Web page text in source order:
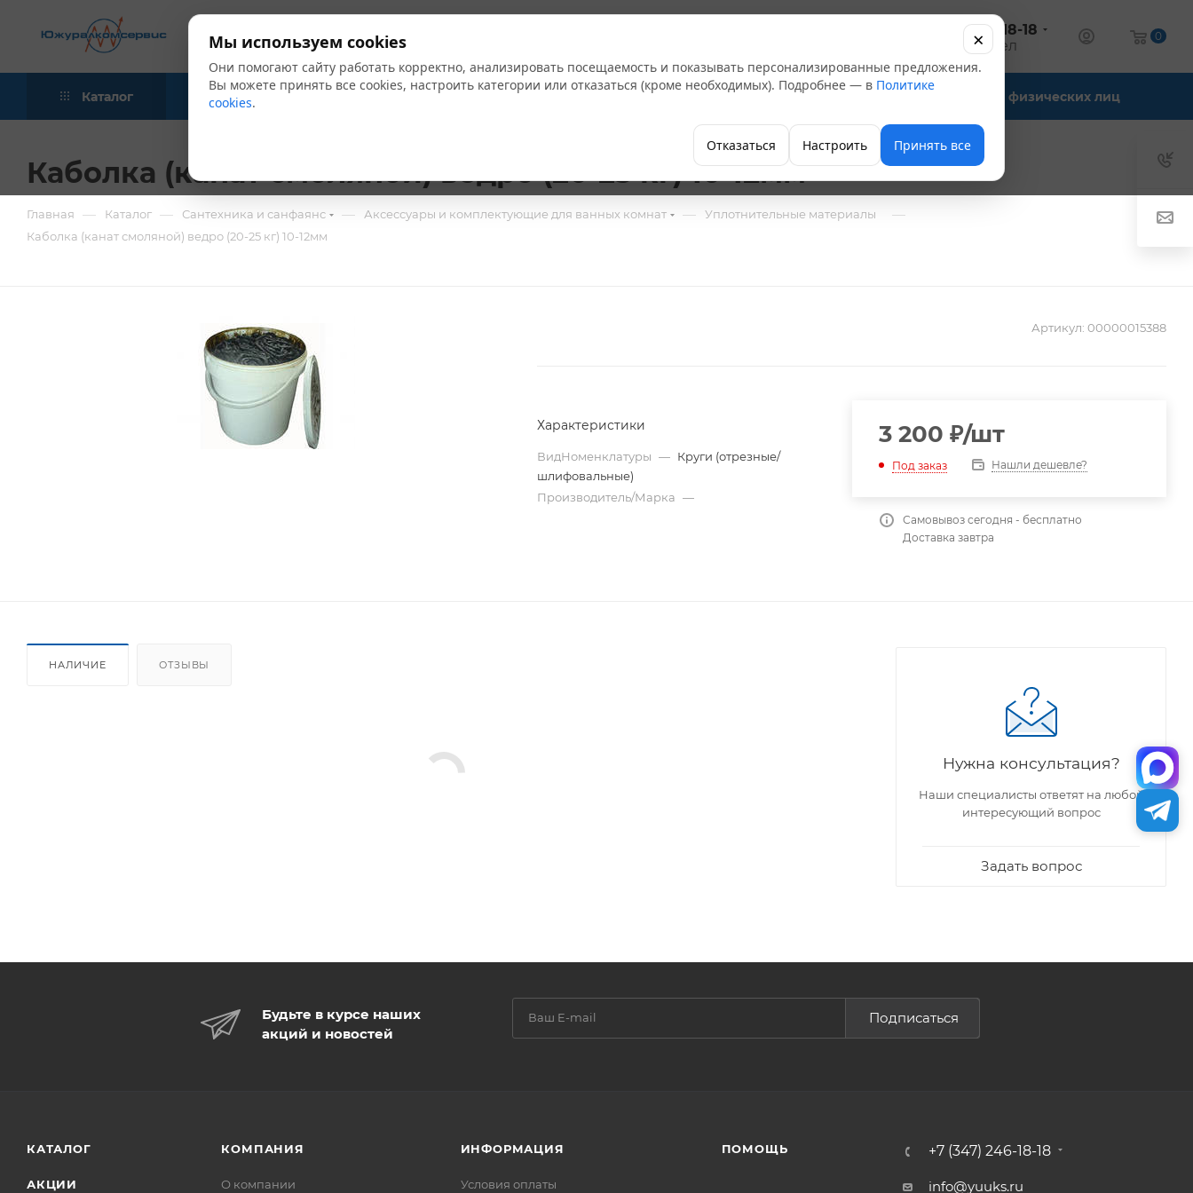
+7 (347) 246-18-18
оптовый отдел
0
Каталог Акции Бренды Компания Офис-склады Для физических лиц
Каболка (канат смоляной) ведро (20-25 кг) 10-12мм
Главная — Каталог — Сантехника и санфаянс — Аксессуары и комплектующие для ванных комнат — Уплотнительные материалы —
Каболка (канат смоляной) ведро (20-25 кг) 10-12мм
Артикул: 00000015388
Характеристики
ВидНоменклатуры — Круги (отрезные/
шлифовальные)
Производитель/Марка —
3 200 ₽/шт
Под заказ Нашли дешевле?
Самовывоз сегодня - бесплатно
Доставка завтра
НАЛИЧИЕ ОТЗЫВЫ
Нужна консультация?
Наши специалисты ответят на любой
интересующий вопрос
Задать вопрос
Будьте в курсе наших
акций и новостей
Подписаться
КАТАЛОГ
АКЦИИ
КОМПАНИЯ
О компании
ИНФОРМАЦИЯ
Условия оплаты
ПОМОЩЬ +7 (347) 246-18-18
info@yuuks.ru
Мы используем cookies
Они помогают сайту работать корректно, анализировать посещаемость и показывать персонализированные предложения.
Вы можете принять все cookies, настроить категории или отказаться (кроме необходимых). Подробнее — в Политике
cookies.
Отказаться Настроить Принять все
×